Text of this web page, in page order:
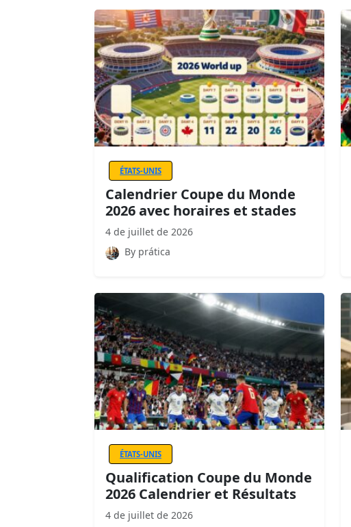
ÉTATS-UNIS
Calendrier Coupe du Monde
2026 avec horaires et stades
4 de juillet de 2026
By prática
ÉTATS-UNIS
Qualification Coupe du Monde
2026 Calendrier et Résultats
4 de juillet de 2026